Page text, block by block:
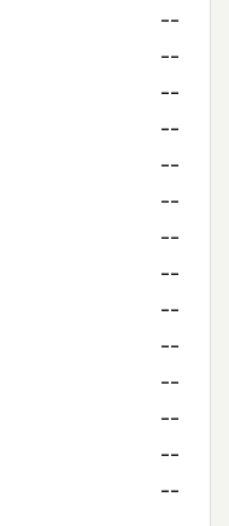
--
--
--
--
--
--
--
--
--
--
--
--
--
--